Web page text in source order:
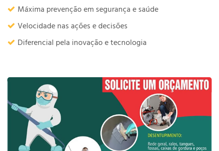
Máxima prevenção em segurança e saúde
Velocidade nas ações e decisões
Diferencial pela inovação e tecnologia